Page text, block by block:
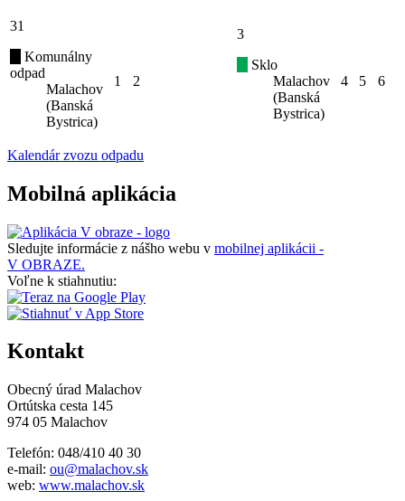
31
Komunálny
odpad
Malachov
(Banská
Bystrica)
1 2
3
Sklo
Malachov
(Banská
Bystrica)
4 5 6
Kalendár zvozu odpadu
Mobilná aplikácia
Sledujte informácie z nášho webu v mobilnej aplikácii -
V OBRAZE.
Voľne k stiahnutiu:
Kontakt
Obecný úrad Malachov
Ortútska cesta 145
974 05 Malachov
Telefón: 048/410 40 30
e-mail: ou@malachov.sk
web: www.malachov.sk